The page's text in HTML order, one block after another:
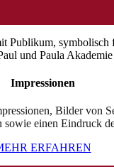
Impressionen
Bilder von
sowie einen Eindruck
ERFAHREN